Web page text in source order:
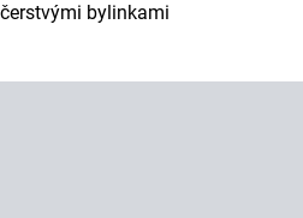
bylinkami